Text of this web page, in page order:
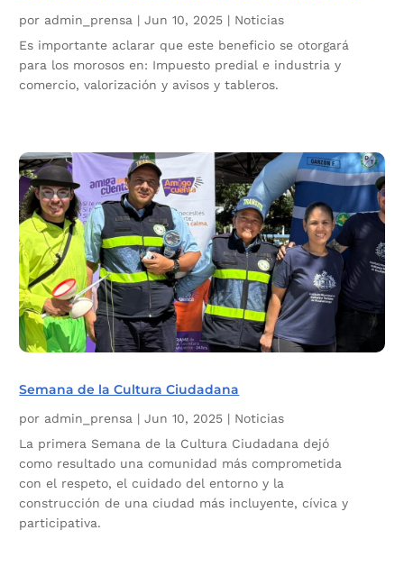
por admin_prensa |Jun 10, 2025 | Noticias
Es importante aclarar que este beneficio se otorgará
para los morosos en: Impuesto predial e industria y
comercio, valorización y avisos y tableros.
Semana de la Cultura Ciudadana
por admin_prensa |Jun 10, 2025 | Noticias
La primera Semana de la Cultura Ciudadana dejó
como resultado una comunidad más comprometida
con el respeto, el cuidado del entorno y la
construcción de una ciudad más incluyente, cívica y
participativa.